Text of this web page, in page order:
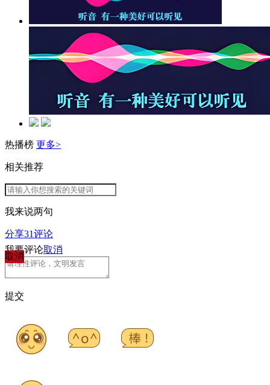
热播榜 更多>
相关推荐
我来说两句
分享31评论
取消
我要评论取消
提交